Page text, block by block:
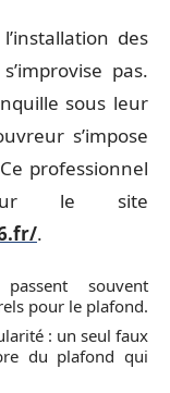
des
pas.
sous leur
s’impose
professionnel
le site
.
souvent
pour le plafond.
: un seul faux
du plafond qui